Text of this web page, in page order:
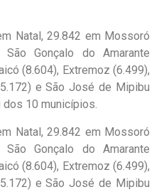
Natal, 29.842 em Mossoró
Gonçalo do Amarante
(8.604), Extremoz (6.499),
e São José de Mipibu
dos 10 municípios.
Natal, 29.842 em Mossoró
Gonçalo do Amarante
(8.604), Extremoz (6.499),
e São José de Mipibu